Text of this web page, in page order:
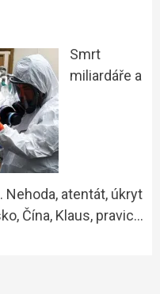
Smrt
miliardáře a
Nehoda, atentát, úkryt
Čína, Klaus, pravic…